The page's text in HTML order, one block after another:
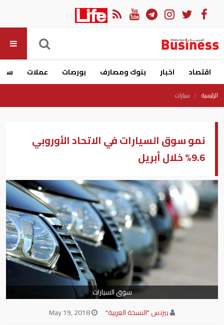
اقتصاد اخبار بنوك ومصارف بورصات عملات
الرئيسية سيارات
نمو سوق السيارات في الاتحاد الأوروبي
9.6% خلال أبريل
سوق السيارات
بيزنس "النسخة العربية"